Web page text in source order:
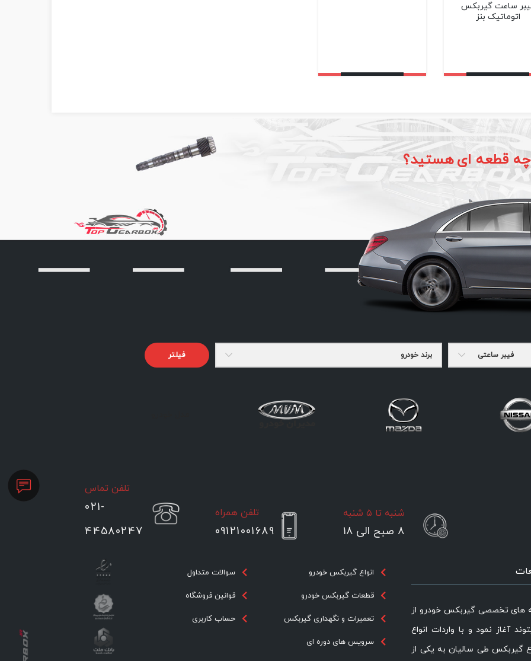
ساعت گیربکس
اتوماتیک بنز
چه قطعه ای هستید؟
فیبر ساعتی برند خودرو فیلتر
شنبه تا ۵ شنبه
۸ صبح الی ۱۸
تلفن همراه
09121001689
تلفن تماس
021-
44580247
های تخصصی گیربکس خودرو از
آغاز نمود و با واردات انواع
گیربکس طی سالیان به یکی از
انواع گیربکس خودرو
قطعات گیربکس خودرو
تعمیرات و نگهداری گیربکس
سرویس های دوره ای
سوالات متداول
قوانین فروشگاه
حساب کاربری